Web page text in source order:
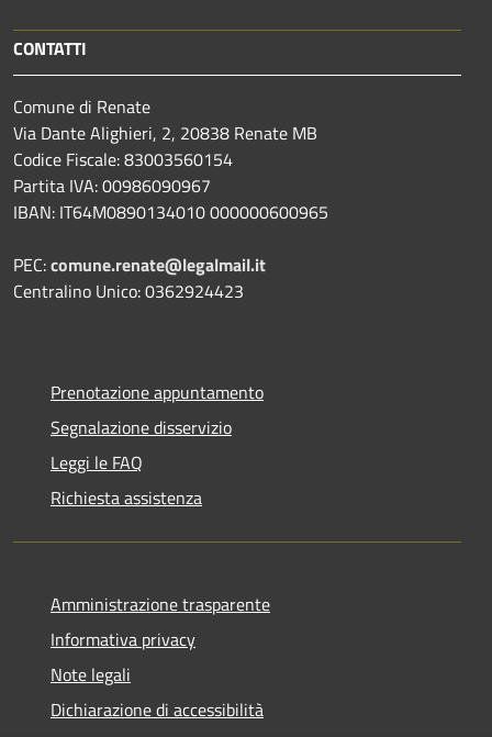
CONTATTI
Comune di Renate
Via Dante Alighieri, 2, 20838 Renate MB
Codice Fiscale: 83003560154
Partita IVA: 00986090967
IBAN: IT64M0890134010 000000600965
PEC:comune.renate@legalmail.it
Centralino Unico: 0362924423
Prenotazione appuntamento
Segnalazione disservizio
Leggi le FAQ
Richiesta assistenza
Amministrazione trasparente
Informativa privacy
Note legali
Dichiarazione di accessibilità